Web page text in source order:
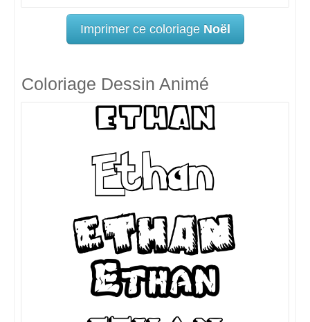
Imprimer ce coloriage Noël
Coloriage Dessin Animé